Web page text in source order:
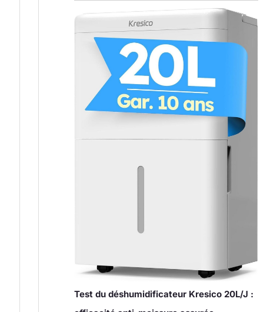
Test du déshumidificateur Kresico 20L/J :